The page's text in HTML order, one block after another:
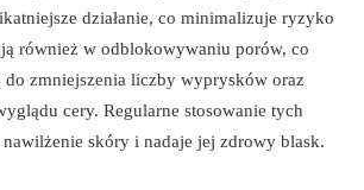
działanie, co minimalizuje ryzyko
również w odblokowywaniu porów, co
do zmniejszenia liczby wyprysków oraz
cery. Regularne stosowanie tych
skóry i nadaje jej zdrowy blask.